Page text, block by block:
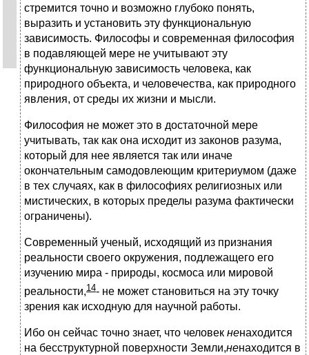
стремится точно и возможно глубоко понять,
выразить и установить эту функциональную
зависимость. Философы и современная философия
в подавляющей мере не учитывают эту
функциональную зависимость человека, как
природного объекта, и человечества, как природного
явления, от среды их жизни и мысли.
Философия не может это в достаточной мере
учитывать, так как она исходит из законов разума,
который для нее является так или иначе
окончательным самодовлеющим критериумом (даже
в тех случаях, как в философиях религиозных или
мистических, в которых пределы разума фактически
ограничены).
Современный ученый, исходящий из признания
реальности своего окружения, подлежащего его
изучению мира - природы, космоса или мировой
реальности,14- не может становиться на эту точку
зрения как исходную для научной работы.
Ибо он сейчас точно знает, что человек ненаходится
на бесструктурной поверхности Земли,ненаходится в